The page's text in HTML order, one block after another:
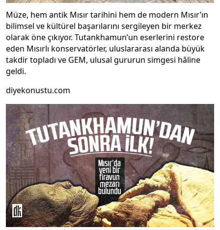
Müze, hem antik Mısır tarihini hem de modern Mısır’ın
bilimsel ve kültürel başarılarını sergileyen bir merkez
olarak öne çıkıyor. Tutankhamun’un eserlerini restore
eden Mısırlı konservatörler, uluslararası alanda büyük
takdir topladı ve GEM, ulusal gururun simgesi hâline
geldi.
diyekonustu.com